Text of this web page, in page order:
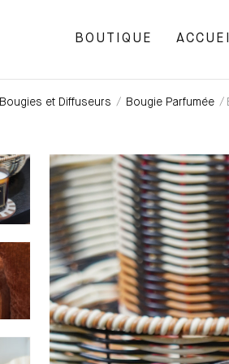
BOUTIQUE
Bougies et Diffuseurs / Bougie Parfumée /